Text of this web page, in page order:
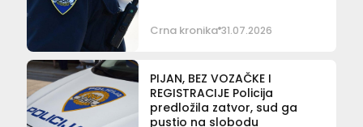
Crna kronika 31.07.2026
PIJAN, BEZ VOZAČKE I
REGISTRACIJE Policija
predložila zatvor, sud ga
pustio na slobodu